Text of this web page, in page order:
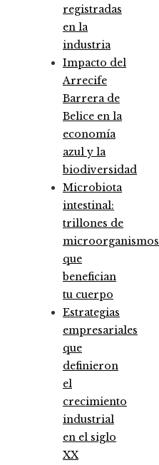
registradas
en la
industria
Impacto del
Arrecife
Barrera de
Belice en la
economía
azul y la
biodiversidad
Microbiota
intestinal:
trillones de
microorganismos
que
benefician
tu cuerpo
Estrategias
empresariales
que
definieron
el
crecimiento
industrial
en el siglo
XX